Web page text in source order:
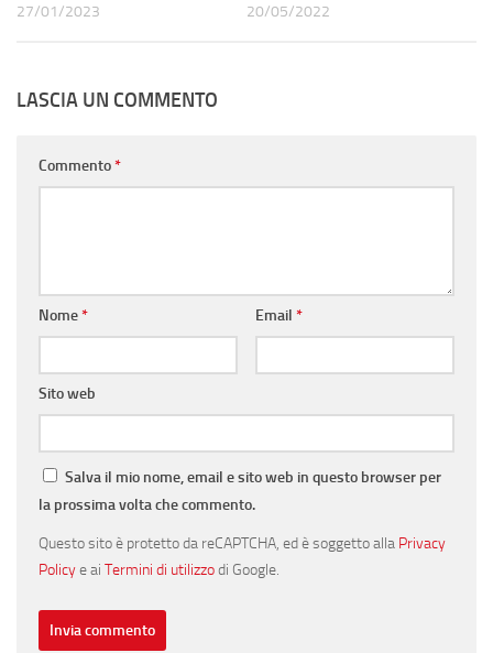
27/01/2023 20/05/2022
LASCIA UN COMMENTO
Commento*
Nome* Email *
Sito web
Salva il mio nome, email e sito web in questo browser per
la prossima volta che commento.
Questo sito è protetto da reCAPTCHA, ed è soggetto alla Privacy
Policye ai Termini di utilizzodi Google.